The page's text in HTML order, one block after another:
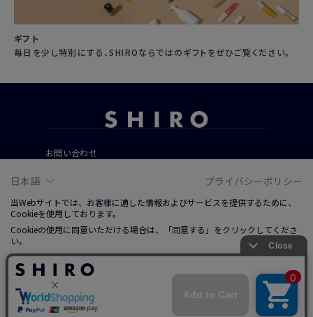
ギフト
毎日を少し特別にする、SHIROならではのギフトをぜひご覧ください。
お問い合わせ
よくあるご質問
会社概要
特定商取引法に基づく表記
プライバシーポリシー
ソーシャルメディアポリシー
日本語 プライバシーポリシー
当Webサイトでは、お客様に適した情報およびサービスを提供するために、
Cookieを使用しております。
Cookieの使用に同意いただける場合は、「同意する」をクリックしてくださ
い。
詳しくは、右上記載プライバシーポリシーリンクまたは「Cookieについて」
をクリックのうえ、ご参照ください。
同意する